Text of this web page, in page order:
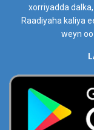
xorriyadda
Raadiyaha kaliya
weyn